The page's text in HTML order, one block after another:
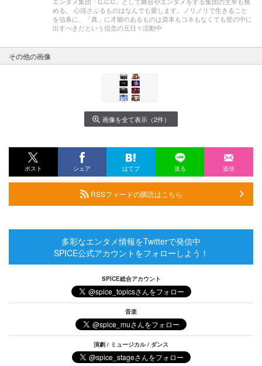
める。 心揺さぶるものはなんでも愛します。ノリノリで生きること
を信条に、「真」に才能のあるものは資本もコネもなくても世の中に
出すべきだという信念の元日々活動中
その他の画像
画像を全て表示（2件）
ポスト シェア はてブ 送る 送信
RSSフィードの購読はこちら
多彩なエンタメ情報をTwitterで発信中
SPICE公式アカウントをフォローしよう！
SPICE総合アカウント
音楽
演劇 / ミュージカル / ダンス